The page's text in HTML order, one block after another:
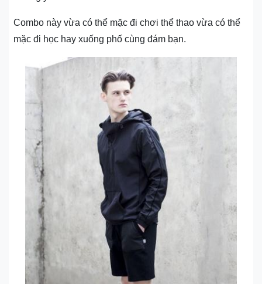
Combo này vừa có thể mặc đi chơi thể thao vừa có thể
mặc đi học hay xuống phố cùng đám bạn.